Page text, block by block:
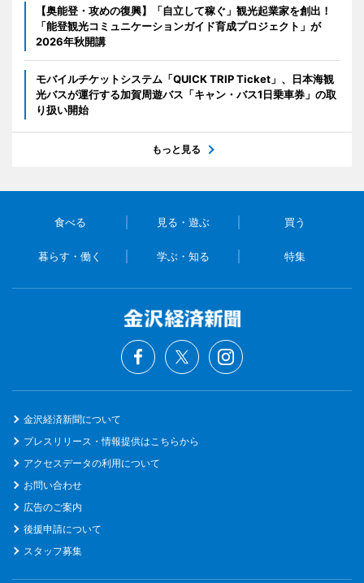
【奥能登・攻めの復興】「自立して稼ぐ」観光起業家を創出！
「能登観光コミュニケーションガイド育成プロジェクト」が
2026年秋開講
モバイルチケットシステム「QUICK TRIP Ticket」、日本海観
光バスが運行する加賀周遊バス「キャン・バス1日乗車券」の取
り扱い開始
もっと見る
食べる 見る・遊ぶ 買う
暮らす・働く 学ぶ・知る 特集
金沢経済新聞について
プレスリリース・情報提供はこちらから
アクセスデータの利用について
お問い合わせ
広告のご案内
後援申請について
スタッフ募集